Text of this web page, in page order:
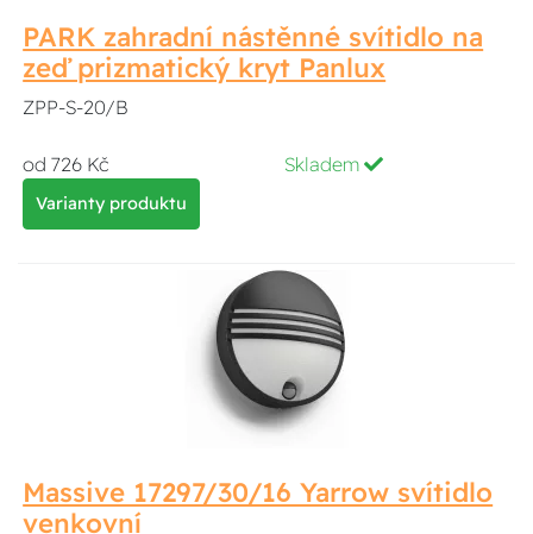
PARK zahradní nástěnné svítidlo na
zeď prizmatický kryt Panlux
ZPP-S-20/B
od 726 Kč Skladem
Varianty produktu
Massive 17297/30/16 Yarrow svítidlo
venkovní